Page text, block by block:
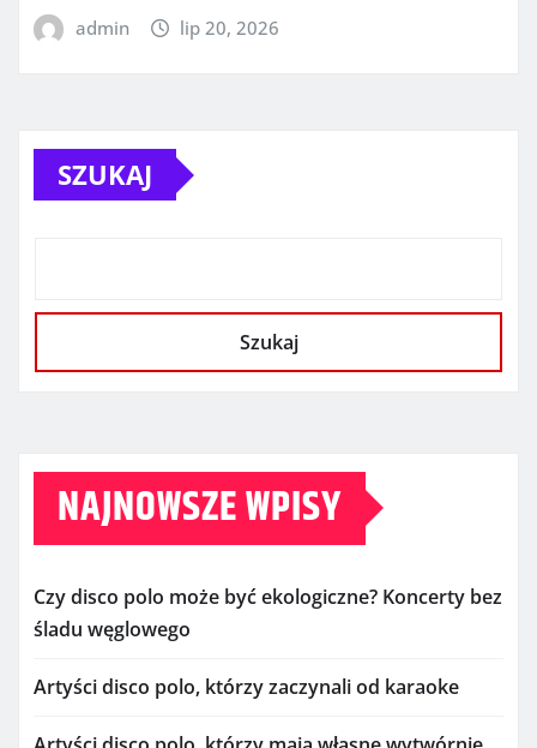
admin lip 20, 2026
SZUKAJ
Szukaj
NAJNOWSZE WPISY
Czy disco polo może być ekologiczne? Koncerty bez
śladu węglowego
Artyści disco polo, którzy zaczynali od karaoke